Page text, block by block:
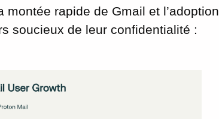
rapide de Gmail et l’adoption
soucieux de leur confidentialité :